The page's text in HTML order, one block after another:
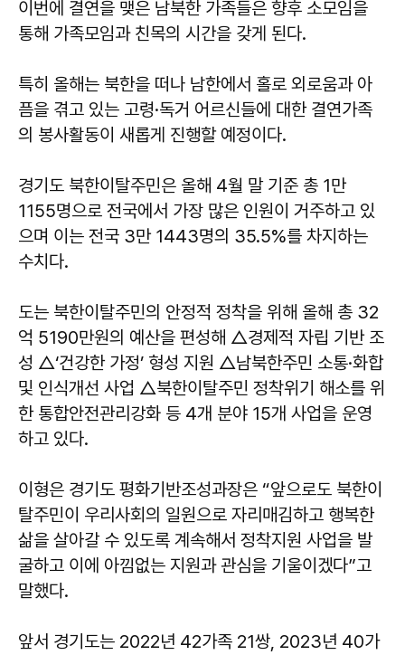
이번에 결연을 맺은 남북한 가족들은 향후 소모임을
통해 가족모임과 친목의 시간을 갖게 된다.
특히 올해는 북한을 떠나 남한에서 홀로 외로움과 아
픔을 겪고 있는 고령·독거 어르신들에 대한 결연가족
의 봉사활동이 새롭게 진행할 예정이다.
경기도 북한이탈주민은 올해 4월 말 기준 총 1만
1155명으로 전국에서 가장 많은 인원이 거주하고 있
으며 이는 전국 3만 1443명의 35.5%를 차지하는
수치다.
도는 북한이탈주민의 안정적 정착을 위해 올해 총 32
억 5190만원의 예산을 편성해 △경제적 자립 기반 조
성 △‘건강한 가정’ 형성 지원 △남북한주민 소통·화합
및 인식개선 사업 △북한이탈주민 정착위기 해소를 위
한 통합안전관리강화 등 4개 분야 15개 사업을 운영
하고 있다.
이형은 경기도 평화기반조성과장은 “앞으로도 북한이
탈주민이 우리사회의 일원으로 자리매김하고 행복한
삶을 살아갈 수 있도록 계속해서 정착지원 사업을 발
굴하고 이에 아낌없는 지원과 관심을 기울이겠다”고
말했다.
앞서 경기도는 2022년 42가족 21쌍, 2023년 40가